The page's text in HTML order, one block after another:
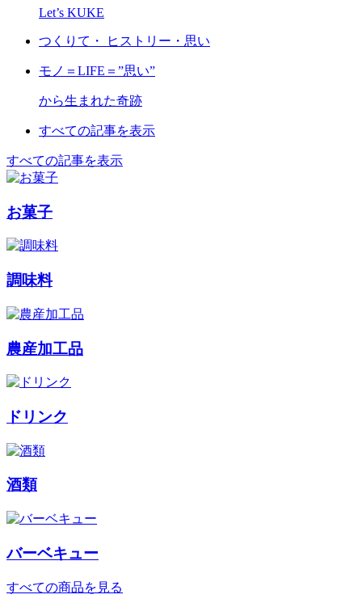
Let’s KUKE
つくりて・ ヒストリー・思い
モノ＝LIFE＝”思い”
から生まれた奇跡
すべての記事を表示
すべての記事を表示
お菓子
調味料
農産加工品
ドリンク
酒類
バーベキュー
すべての商品を見る